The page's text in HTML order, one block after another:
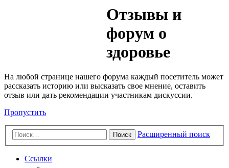
Отзывы и
форум о
здоровье
На любой странице нашего форума каждый посетитель может
рассказать историю или высказать свое мнение, оставить
отзыв или дать рекомендации участникам дискуссии.
Пропустить
Поиск Расширенный поиск
Ссылки